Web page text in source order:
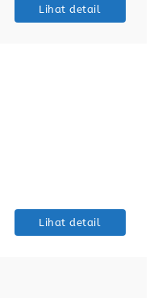
Lihat detail
Lihat detail